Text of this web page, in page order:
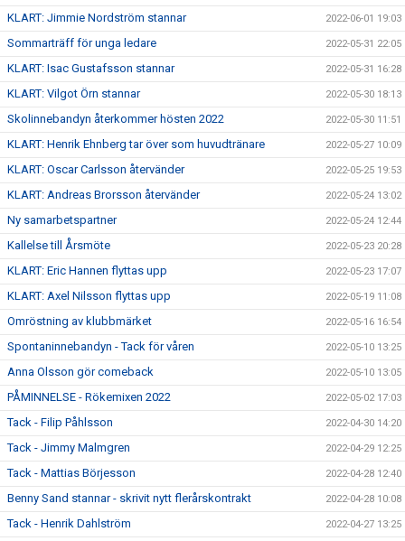
KLART: Jimmie Nordström stannar 2022-06-01 19:03
Sommarträff för unga ledare 2022-05-31 22:05
KLART: Isac Gustafsson stannar 2022-05-31 16:28
KLART: Vilgot Örn stannar 2022-05-30 18:13
Skolinnebandyn återkommer hösten 2022 2022-05-30 11:51
KLART: Henrik Ehnberg tar över som huvudtränare 2022-05-27 10:09
KLART: Oscar Carlsson återvänder 2022-05-25 19:53
KLART: Andreas Brorsson återvänder 2022-05-24 13:02
Ny samarbetspartner 2022-05-24 12:44
Kallelse till Årsmöte 2022-05-23 20:28
KLART: Eric Hannen flyttas upp 2022-05-23 17:07
KLART: Axel Nilsson flyttas upp 2022-05-19 11:08
Omröstning av klubbmärket 2022-05-16 16:54
Spontaninnebandyn - Tack för våren 2022-05-10 13:25
Anna Olsson gör comeback 2022-05-10 13:05
PÅMINNELSE - Rökemixen 2022 2022-05-02 17:03
Tack - Filip Påhlsson 2022-04-30 14:20
Tack - Jimmy Malmgren 2022-04-29 12:25
Tack - Mattias Börjesson 2022-04-28 12:40
Benny Sand stannar - skrivit nytt flerårskontrakt 2022-04-28 10:08
Tack - Henrik Dahlström 2022-04-27 13:25